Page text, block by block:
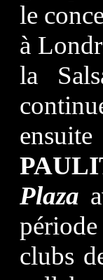
le
à
la
Plaza
clubs